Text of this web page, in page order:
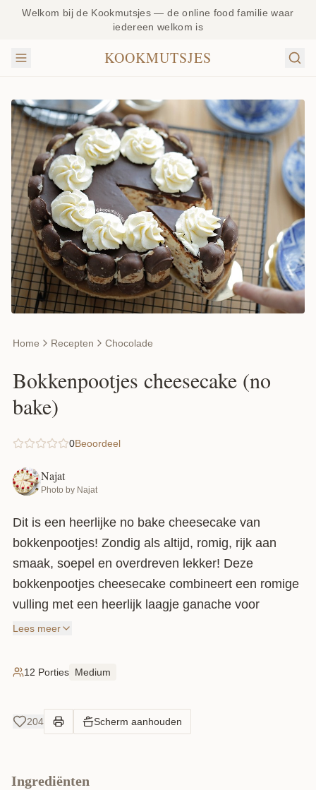
Welkom bij de Kookmutsjes — de online food familie waar
iedereen welkom is
KOOKMUTSJES
Home Recepten Chocolade
Bokkenpootjes cheesecake (no
bake)
0Beoordeel
Najat
Photo by Najat
Dit is een heerlijke no bake cheesecake van
bokkenpootjes! Zondig als altijd, romig, rijk aan
smaak, soepel en overdreven lekker! Deze
bokkenpootjes cheesecake combineert een romige
vulling met een heerlijk laagje ganache voor
diegenen die dit weekend niet kunnen kiezen
Aangezien het een no bake is, is deze
helemaal niet moeilijk en perfect voor elke
gelegenheid! Succes en geniet ervan!
Lees meer
12 Porties Medium
204 Scherm aanhouden
Ingrediënten